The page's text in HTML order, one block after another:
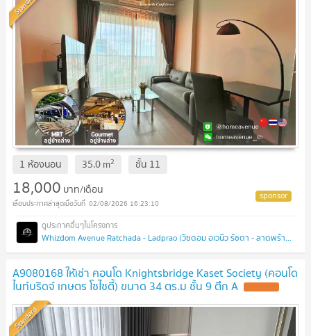
1 ห้องนอน 35.0m2 ชั้น 11
18,000 บาท/เดือน
02/08/2026 16:23:10
Whizdom Avenue Ratchada - Ladprao (วิซดอม อเวนิว รัชดา - ลาดพร้าว)
A9080168 ให้เช่า คอนโด Knightsbridge Kaset Society (คอนโด
ไนท์บริดจ์ เกษตร โซไซตี้) ขนาด 34 ตร.ม ชั้น 9 ตึก A
Standard